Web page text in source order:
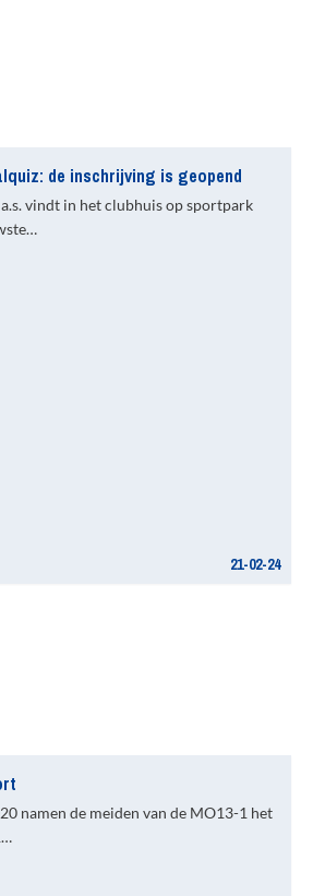
de inschrijving is geopend
vindt in het clubhuis op sportpark
21-02-24
namen de meiden van de MO13-1 het